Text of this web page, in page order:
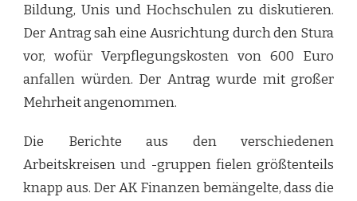
Bildung, Unis und Hochschulen zu diskutieren.
Der Antrag sah eine Ausrichtung durch den Stura
vor, wofür Verpflegungskosten von 600 Euro
anfallen würden. Der Antrag wurde mit großer
Mehrheit angenommen.
Die Berichte aus den verschiedenen
Arbeitskreisen und -gruppen fielen größtenteils
knapp aus. Der AK Finanzen bemängelte, dass die